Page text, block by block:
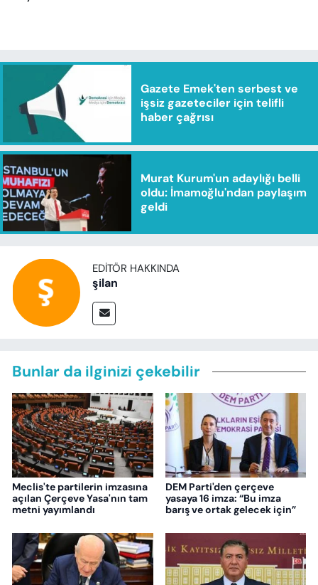
Gazete Emek'ten serbest ve
işsiz gazeteciler için telifli
haber çağrısı
Murat Kurum'un adaylığı belli
oldu: İmamoğlu'ndan paylaşım
geldi
EDITÖR HAKKINDA
şilan
Bunlar da ilginizi çekebilir
Meclis'te partilerin imzasına
açılan Çerçeve Yasa'nın tam
metni yayımlandı
DEM Parti'den çerçeve
yasaya 16 imza: “Bu imza
barış ve ortak gelecek için”